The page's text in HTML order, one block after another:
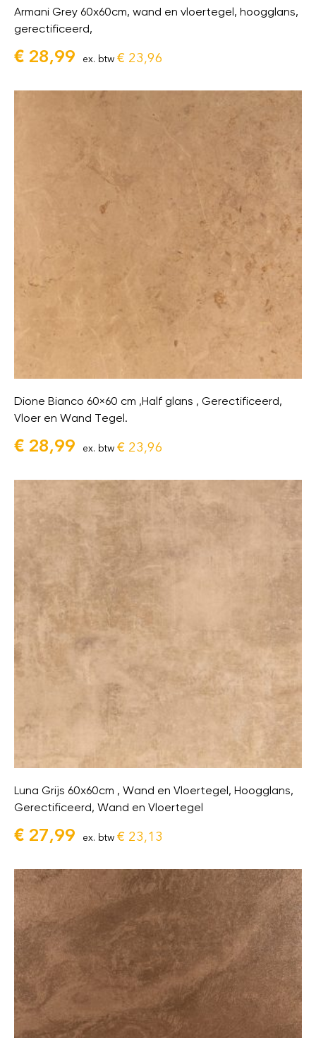
Armani Grey 60x60cm, wand en vloertegel, hoogglans,
gerectificeerd,
€ 28,99 ex. btw € 23,96
Dione Bianco 60×60 cm ,Half glans , Gerectificeerd,
Vloer en Wand Tegel.
€ 28,99 ex. btw € 23,96
Luna Grijs 60x60cm , Wand en Vloertegel, Hoogglans,
Gerectificeerd, Wand en Vloertegel
€ 27,99 ex. btw € 23,13